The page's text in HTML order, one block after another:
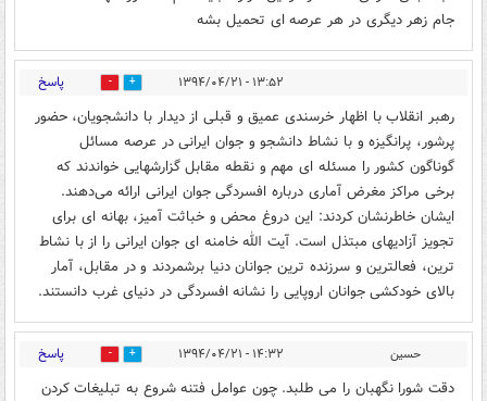
جام زهر دیگری در هر عرصه ای تحمیل بشه
۱۳:۵۲ - ۱۳۹۴/۰۴/۲۱ 0 پاسخ
رهبر انقلاب با اظهار خرسندی عمیق و قبلی از دیدار با دانشجویان، حضور
پرشور، پرانگیزه و با نشاط دانشجو و جوان ایرانی در عرصه مسائل
گوناگون کشور را مسئله ای مهم و نقطه مقابل گزارشهایی خواندند که
برخی مراکز مغرض آماری درباره افسردگی جوان ایرانی ارائه می‌دهند.
ایشان خاطرنشان کردند: این دروغ محض و خباثت آمیز، بهانه ای برای
تجویز آزادیهای مبتذل است. آیت الله خامنه ای جوان ایرانی را از با نشاط
ترین، فعالترین و سرزنده ترین جوانان دنیا برشمردند و در مقابل، آمار
بالای خودکشی جوانان اروپایی را نشانه افسردگی در دنیای غرب دانستند.
حسین ۱۴:۳۲ - ۱۳۹۴/۰۴/۲۱ 0 پاسخ
دقت شورا نگهبان را می طلبد. چون عوامل فتنه شروع به تبلیغات کردن